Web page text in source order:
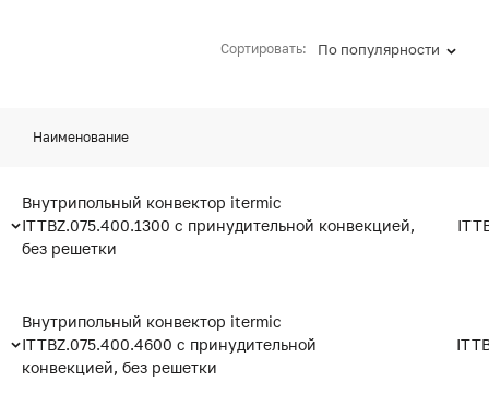
Сортировать: По популярности
Наименование
Внутрипольный конвектор itermic
ITTBZ.075.400.1300 с принудительной конвекцией,
без решетки
Внутрипольный конвектор itermic
ITTBZ.075.400.4600 с принудительной
конвекцией, без решетки